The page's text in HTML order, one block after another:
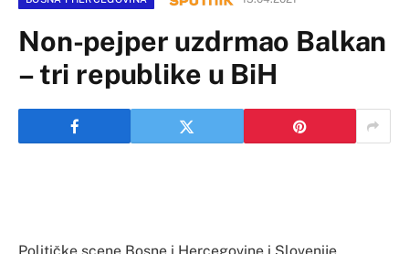
Non-pejper uzdrmao Balkan
– tri republike u BiH